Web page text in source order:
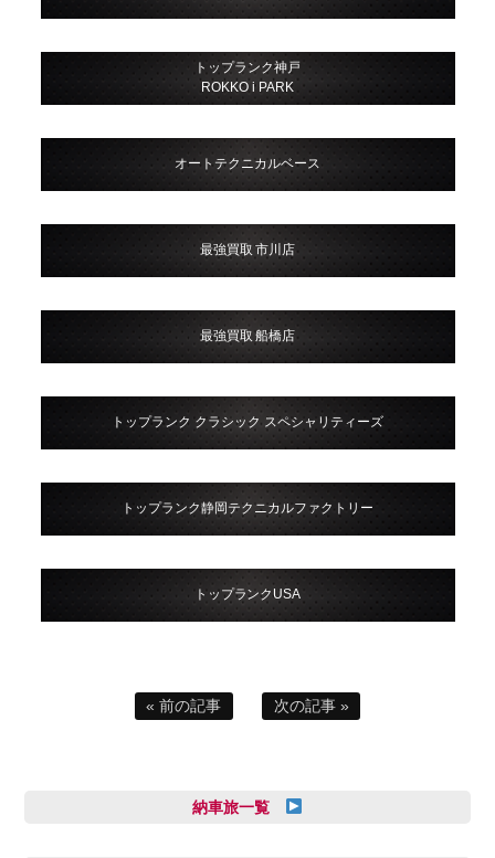
トップランク神戸
ROKKO i PARK
オートテクニカルベース
最強買取 市川店
最強買取 船橋店
トップランク クラシック スペシャリティーズ
トップランク静岡テクニカルファクトリー
トップランクUSA
« 前の記事 次の記事 »
納車旅一覧